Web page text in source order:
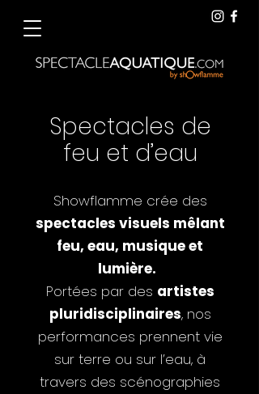
Spectacles de
feu et d’eau
Showflamme crée des
spectacles visuels mêlant
feu, eau, musique et
lumière.
Portées par des artistes
pluridisciplinaires, nos
performances prennent vie
sur terre ou sur l’eau, à
travers des scénographies